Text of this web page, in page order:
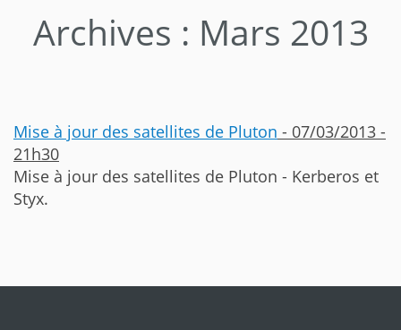
Archives : Mars 2013
Mise à jour des satellites de Pluton - 07/03/2013 -
21h30
Mise à jour des satellites de Pluton - Kerberos et
Styx.